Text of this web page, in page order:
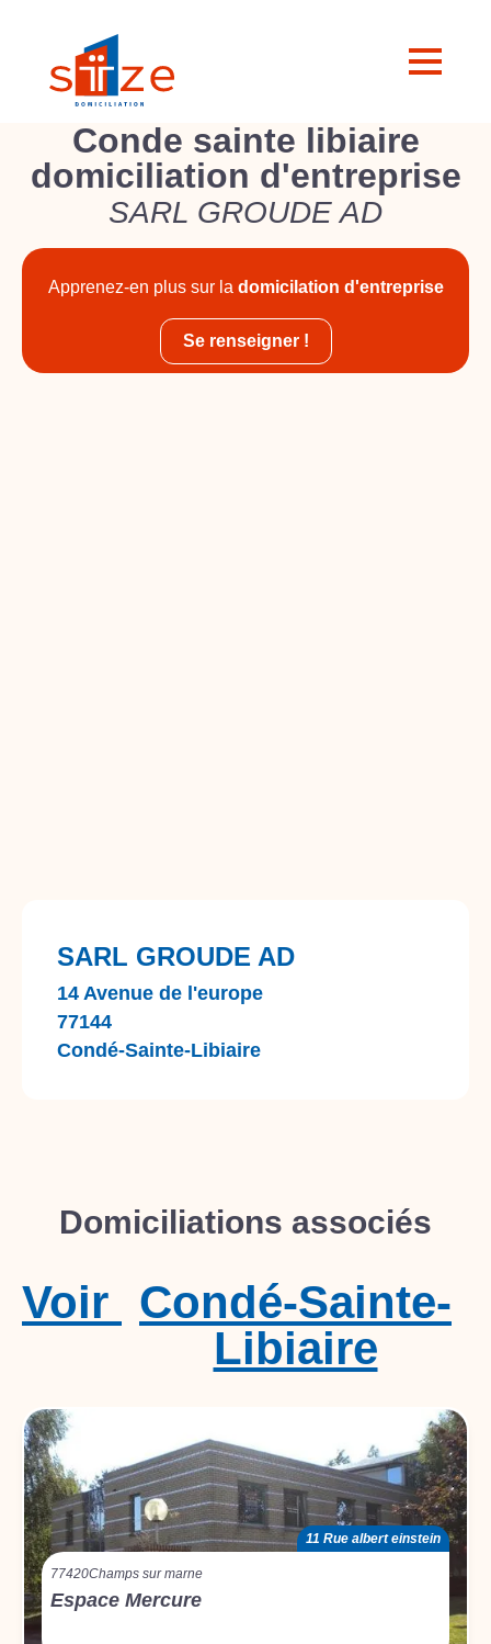
Conde sainte libiaire
domiciliation d'entreprise
SARL GROUDE AD
Apprenez-en plus sur la domicilation d'entreprise
Se renseigner !
SARL GROUDE AD
14 Avenue de l'europe
77144
Condé-Sainte-Libiaire
Domiciliations associés
Condé-Sainte-
Libiaire
Voir
11 Rue albert einstein
77420Champs sur marne
Espace Mercure